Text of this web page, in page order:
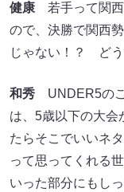
健康 若手って関西
ので、決勝で関西
じゃない！？ どう
和秀 UNDER5の
は、5歳以下の大会
たらそこでいいネ
って思ってくれる
いった部分にもし